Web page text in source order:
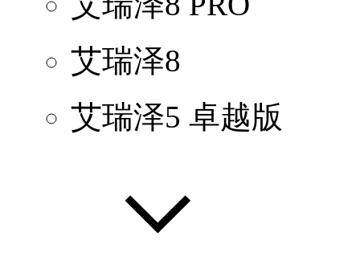
艾瑞泽8
艾瑞泽5 卓越版